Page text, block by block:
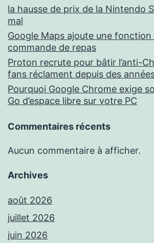
la hausse de prix de la Nintendo
mal
Google Maps ajoute une
commande de repas
Proton recrute pour bâtir l’anti-
fans réclament depuis des
Pourquoi Google Chrome exige
Go d’espace libre sur votre PC
Commentaires récents
Aucun commentaire à afficher.
Archives
août 2026
juillet 2026
juin 2026